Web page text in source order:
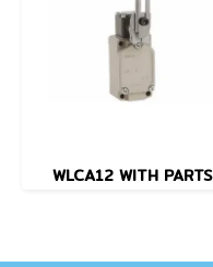
WLCA12 WITH PARTS